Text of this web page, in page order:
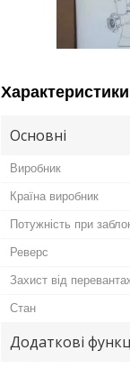
Характеристики
Основні
Виробник
Країна виробник
Потужність при
Реверс
Захист від
Стан
Додаткові